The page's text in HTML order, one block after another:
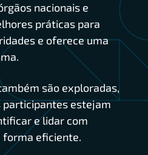
nacionais e
práticas para
e oferece uma
são exploradas,
participantes estejam
e lidar com
forma eficiente.